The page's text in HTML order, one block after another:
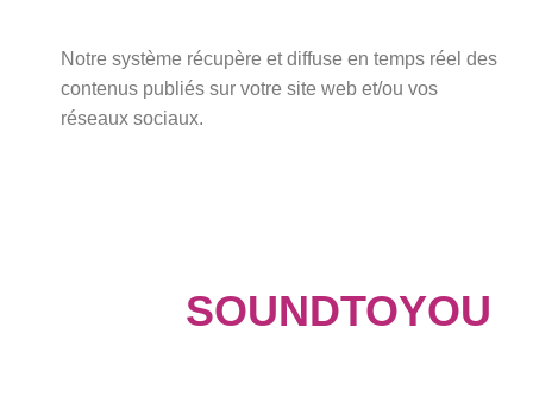
Notre système récupère et diffuse en temps réel des
contenus publiés sur votre site web et/ou vos
réseaux sociaux.
SOUNDTOYOU